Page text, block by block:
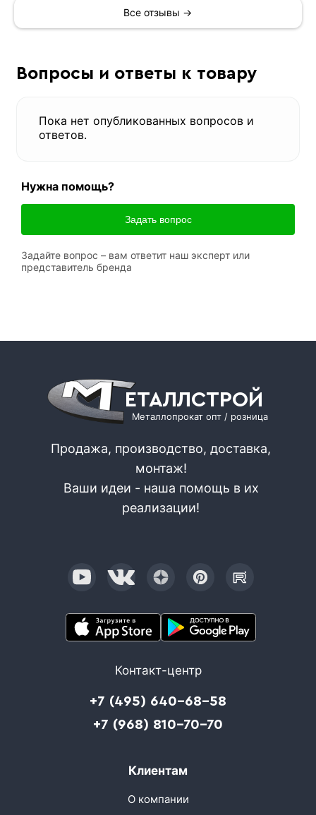
Все отзывы →
Вопросы и ответы к товару
Пока нет опубликованных вопросов и
ответов.
Нужна помощь?
Задать вопрос
Задайте вопрос – вам ответит наш эксперт или
представитель бренда
ЕТАЛЛСТРОЙ
Металлопрокат опт / розница
Продажа, производство, доставка,
монтаж!
Ваши идеи - наша помощь в их
реализации!
Контакт-центр
+7 (495) 640-68-58
+7 (968) 810-70-70
Клиентам
О компании